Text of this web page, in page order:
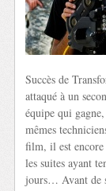
Succès de
attaqué à un
équipe qui
mêmes
film, il est encore
les suites ayant
jours… Avant de